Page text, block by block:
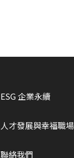
ESG 企業永續
人才發展與幸福職場
聯絡我們